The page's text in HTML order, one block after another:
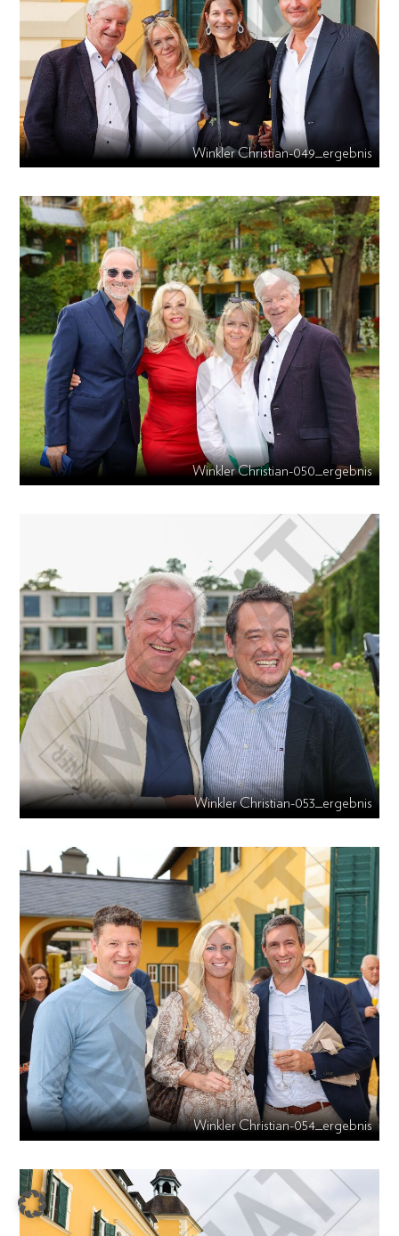
Winkler Christian-049_ergebnis
Winkler Christian-050_ergebnis
Winkler Christian-053_ergebnis
Winkler Christian-054_ergebnis